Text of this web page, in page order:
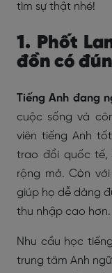
tìm sự thật nhé!
1. Phốt
đồn có
Tiếng Anh đang
cuộc sống và
viên tiếng Anh
trao đổi quốc
rộng mở. Còn
giúp họ dễ dàng
thu nhập cao hơn.
Nhu cầu học
trung tâm Anh